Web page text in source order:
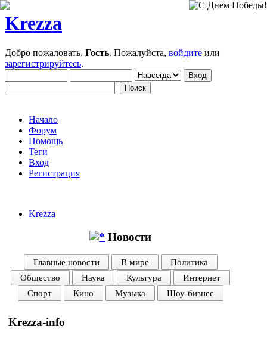
Krezza
Добро пожаловать, Гость. Пожалуйста, войдите или
зарегистрируйтесь.
Начало
Форум
Помощь
Теги
Вход
Регистрация
Krezza
Новости
Главные новости В мире
Политика
Общество
Наука Культура
Интернет
Спорт
Кино Музыка Шоу-бизнес
Krezza-info